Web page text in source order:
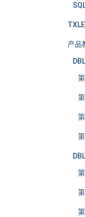
产品